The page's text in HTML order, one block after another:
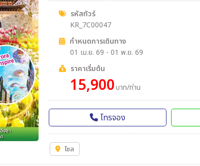
รหัสทัวร์
KR_7C00047
กำหนดการเดินทาง
01 เม.ย. 69 - 01 พ.ย. 69
ราคาเริ่มต้น
15,900บาท/ท่าน
โทรจอง
โซล